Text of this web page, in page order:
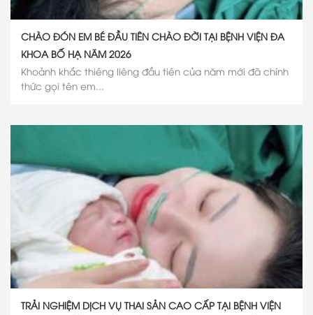
CHÀO ĐÓN EM BÉ ĐẦU TIÊN CHÀO ĐỜI TẠI BỆNH VIỆN ĐA
KHOA BỐ HẠ NĂM 2026
Khoảnh khắc thiêng liêng đầu tiên của năm mới đã chính
thức gọi tên em...
TRẢI NGHIỆM DỊCH VỤ THAI SẢN CAO CẤP TẠI BỆNH VIỆN